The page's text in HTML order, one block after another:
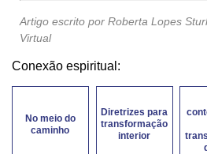
Artigo escrito por Roberta Lopes
Virtual
Conexão espiritual:
No meio do
caminho
Diretrizes para
transformação
interior